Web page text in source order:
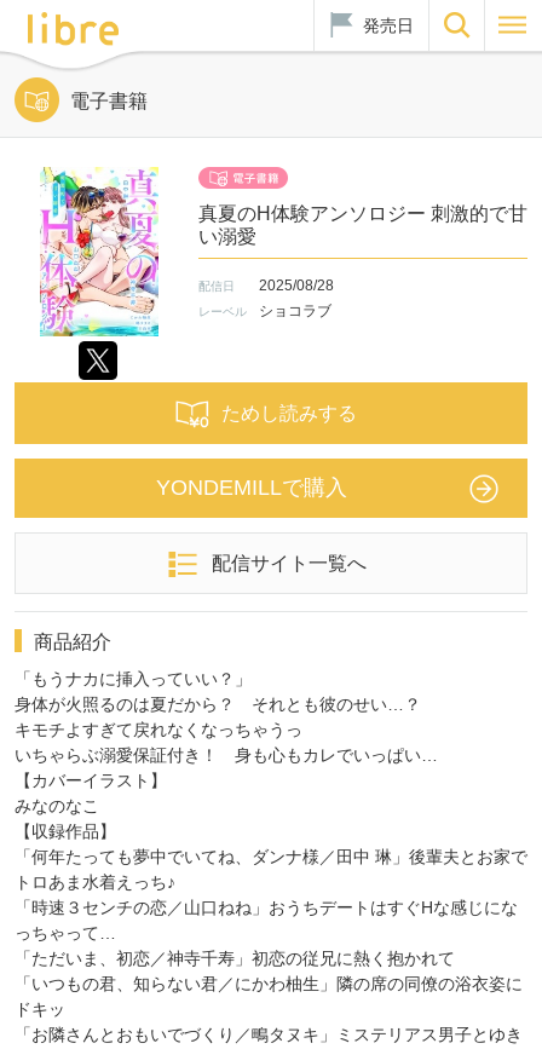
発売日
電子書籍
真夏のH体験アンソロジー 刺激的で甘
い溺愛
配信日 2025/08/28
レーベル ショコラブ
ためし読みする
YONDEMILLで購入
配信サイト一覧へ
商品紹介
「もうナカに挿入っていい？」
身体が火照るのは夏だから？ それとも彼のせい…？
キモチよすぎて戻れなくなっちゃうっ
いちゃらぶ溺愛保証付き！ 身も心もカレでいっぱい…
【カバーイラスト】
みなのなこ
【収録作品】
「何年たっても夢中でいてね、ダンナ様／田中 琳」後輩夫とお家で
トロあま水着えっち♪
「時速３センチの恋／山口ねね」おうちデートはすぐHな感じにな
っちゃって…
「ただいま、初恋／神寺千寿」初恋の従兄に熱く抱かれて
「いつもの君、知らない君／にかわ柚生」隣の席の同僚の浴衣姿に
ドキッ
「お隣さんとおもいでづくり／鴫タヌキ」ミステリアス男子とゆき